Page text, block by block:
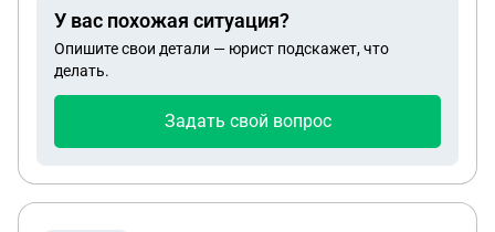
У вас похожая ситуация?
Опишите свои детали — юрист подскажет, что
делать.
Задать свой вопрос